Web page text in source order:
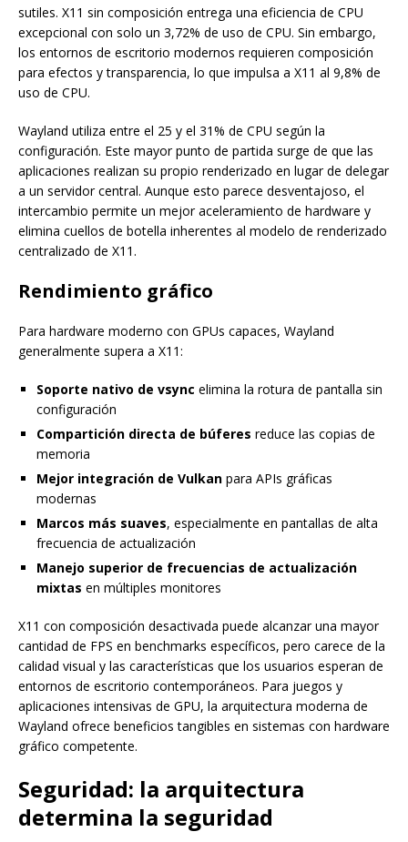
sutiles. X11 sin composición entrega una eficiencia de CPU
excepcional con solo un 3,72% de uso de CPU. Sin embargo,
los entornos de escritorio modernos requieren composición
para efectos y transparencia, lo que impulsa a X11 al 9,8% de
uso de CPU.
Wayland utiliza entre el 25 y el 31% de CPU según la
configuración. Este mayor punto de partida surge de que las
aplicaciones realizan su propio renderizado en lugar de delegar
a un servidor central. Aunque esto parece desventajoso, el
intercambio permite un mejor aceleramiento de hardware y
elimina cuellos de botella inherentes al modelo de renderizado
centralizado de X11.
Rendimiento gráfico
Para hardware moderno con GPUs capaces, Wayland
generalmente supera a X11:
Soporte nativo de vsync elimina la rotura de pantalla sin
configuración
Compartición directa de búferes reduce las copias de
memoria
Mejor integración de Vulkan para APIs gráficas
modernas
Marcos más suaves, especialmente en pantallas de alta
frecuencia de actualización
Manejo superior de frecuencias de actualización
mixtas en múltiples monitores
X11 con composición desactivada puede alcanzar una mayor
cantidad de FPS en benchmarks específicos, pero carece de la
calidad visual y las características que los usuarios esperan de
entornos de escritorio contemporáneos. Para juegos y
aplicaciones intensivas de GPU, la arquitectura moderna de
Wayland ofrece beneficios tangibles en sistemas con hardware
gráfico competente.
Seguridad: la arquitectura
determina la seguridad